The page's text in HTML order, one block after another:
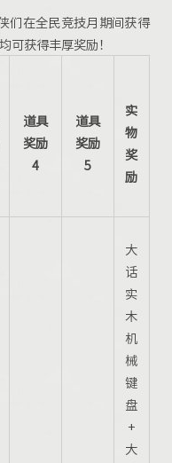
在全民竞技月期间获得
均可获得丰厚奖励！
道具
奖励
4
道具
奖励
5
实
物
奖
励
大
话
实
木
机
械
键
盘
+
大